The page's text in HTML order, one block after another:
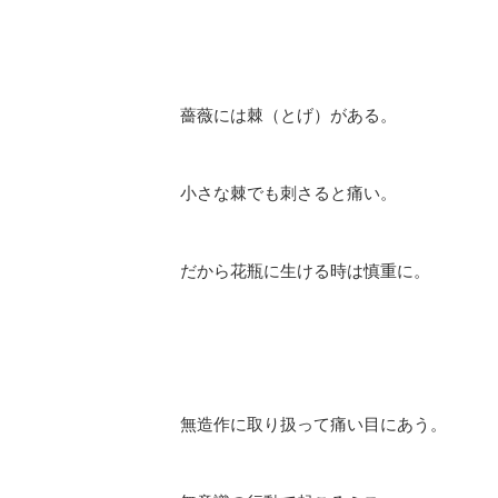
薔薇には棘（とげ）がある。
小さな棘でも刺さると痛い。
だから花瓶に生ける時は慎重に。
無造作に取り扱って痛い目にあう。